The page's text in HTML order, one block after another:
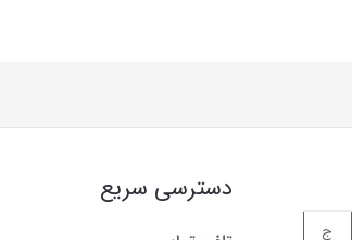
ج
دسترسی سریع